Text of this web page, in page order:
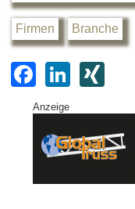
Firmen Branche
F
a
c
e
Li
k
e
G
Anzeige